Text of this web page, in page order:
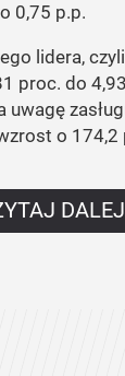
0,75 p.p.
lidera,
proc. do
uwagę
o 174,2
DALEJ